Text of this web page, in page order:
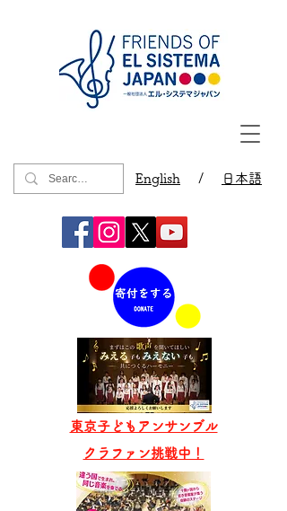
English / 日本語
東京子どもアンサンブル
​クラファン挑戦中！